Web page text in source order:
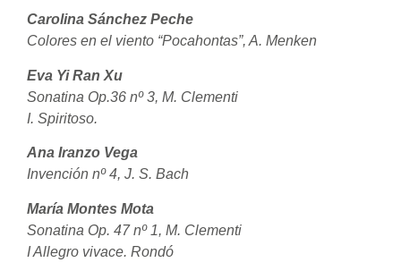
Carolina Sánchez Peche
Colores en el viento “Pocahontas”, A. Menken
Eva Yi Ran Xu
Sonatina Op.36 nº 3, M. Clementi
I. Spiritoso.
Ana Iranzo Vega
Invención nº 4, J. S. Bach
María Montes Mota
Sonatina Op. 47 nº 1, M. Clementi
I Allegro vivace. Rondó